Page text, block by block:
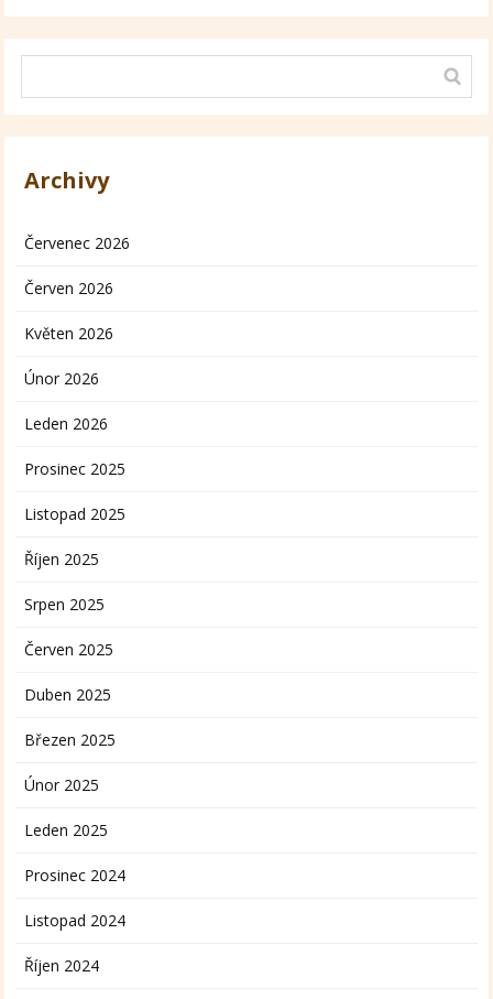
Archivy
Červenec 2026
Červen 2026
Květen 2026
Únor 2026
Leden 2026
Prosinec 2025
Listopad 2025
Říjen 2025
Srpen 2025
Červen 2025
Duben 2025
Březen 2025
Únor 2025
Leden 2025
Prosinec 2024
Listopad 2024
Říjen 2024